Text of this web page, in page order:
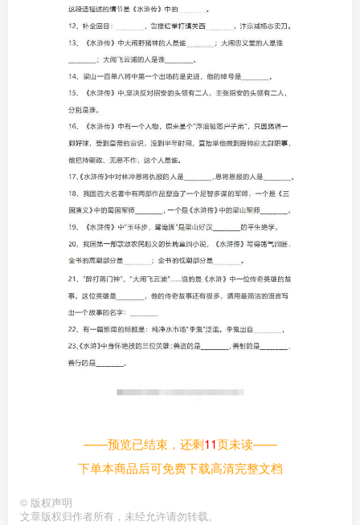
——预览已结束，还剩11页未读——
下单本商品后可免费下载高清完整文档
© 版权声明
文章版权归作者所有，未经允许请勿转载。